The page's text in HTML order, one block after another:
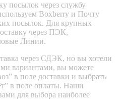
посылок через службу
Boxberry и Почту
посылок. Для крупных
через ПЭК,
Линии.
через СДЭК, но вы хотели
вариантами, вы можете
в поле доставки и выбрать
в поле оплаты. Наши
для выбора наиболее